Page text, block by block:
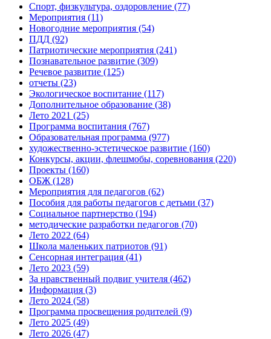
Спорт, физкультура, оздоровление (77)
Мероприятия (11)
Новогодние мероприятия (54)
ПДД (92)
Патриотические мероприятия (241)
Познавательное развитие (309)
Речевое развитие (125)
отчеты (23)
Экологическое воспитание (117)
Дополнительное образование (38)
Лето 2021 (25)
Программа воспитания (767)
Образовательная программа (977)
художественно-эстетическое развитие (160)
Конкурсы, акции, флешмобы, соревнования (220)
Проекты (160)
ОБЖ (128)
Мероприятия для педагогов (62)
Пособия для работы педагогов с детьми (37)
Социальное партнерство (194)
методические разработки педагогов (70)
Лето 2022 (64)
Школа маленьких патриотов (91)
Сенсорная интеграция (41)
Лето 2023 (59)
За нравственный подвиг учителя (462)
Информация (3)
Лето 2024 (58)
Программа просвещения родителей (9)
Лето 2025 (49)
Лето 2026 (47)